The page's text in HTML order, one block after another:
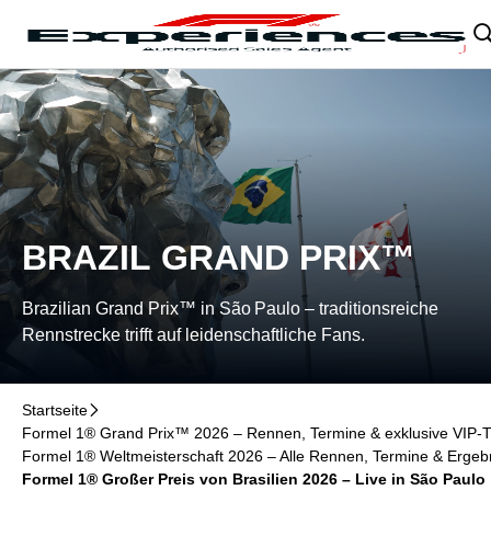
Navigation überspringen􀄫
BRAZIL GRAND PRIX™
Brazilian Grand Prix™ in São Paulo – traditionsreiche
Rennstrecke trifft auf leidenschaftliche Fans.
Startseite􀆊
Formel 1® Grand Prix™ 2026 – Rennen, Termine & exklusive VIP-
Formel 1® Weltmeisterschaft 2026 – Alle Rennen, Termine &
Formel 1® Großer Preis von Brasilien 2026 – Live in São